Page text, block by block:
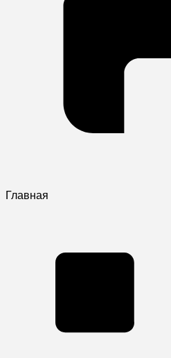
Главная